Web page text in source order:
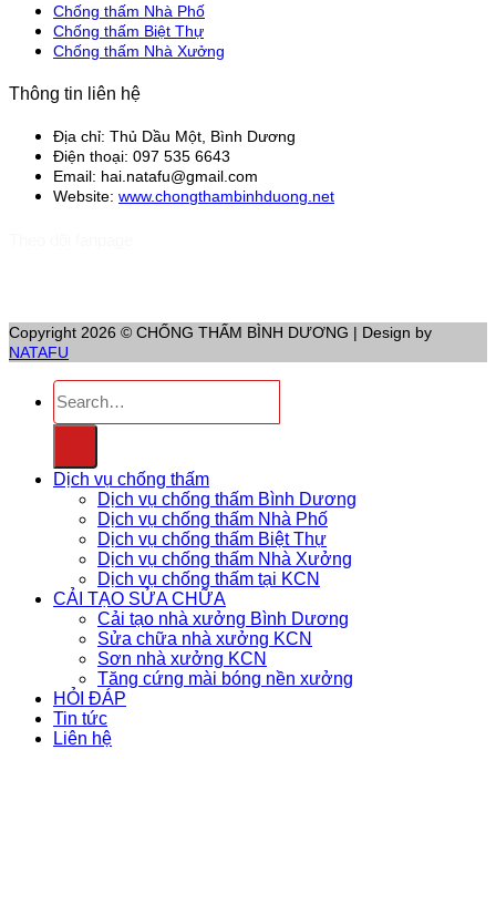
Chống thấm Nhà Phố
Chống thấm Biệt Thự
Chống thấm Nhà Xưởng
Thông tin liên hệ
Địa chỉ: Thủ Dầu Một, Bình Dương
Điện thoại: 097 535 6643
Email: hai.natafu@gmail.com
Website: www.chongthambinhduong.net
Copyright 2026 © CHỐNG THẤM BÌNH DƯƠNG | Design by
NATAFU
Dịch vụ chống thấm
Dịch vụ chống thấm Bình Dương
Dịch vụ chống thấm Nhà Phố
Dịch vụ chống thấm Biệt Thự
Dịch vụ chống thấm Nhà Xưởng
Dịch vụ chống thấm tại KCN
CẢI TẠO SỬA CHỮA
Cải tạo nhà xưởng Bình Dương
Sửa chữa nhà xưởng KCN
Sơn nhà xưởng KCN
Tăng cứng mài bóng nền xưởng
HỎI ĐÁP
Tin tức
Liên hệ